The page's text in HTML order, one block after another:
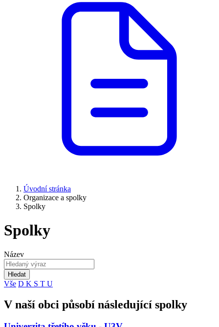
Úvodní stránka
Organizace a spolky
Spolky
Spolky
Název
Hledat
Vše D K S T U
V naší obci působí následující spolky